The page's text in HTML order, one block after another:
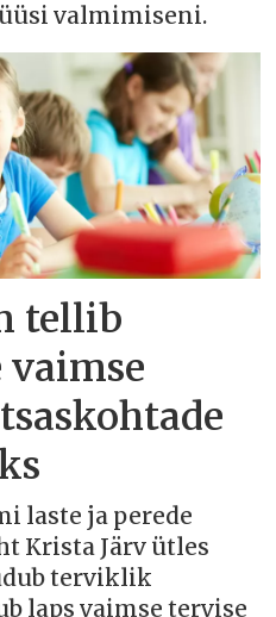
valmimiseni.
tellib
laste ja perede
Krista Järv ütles
terviklik
laps vaimse tervise